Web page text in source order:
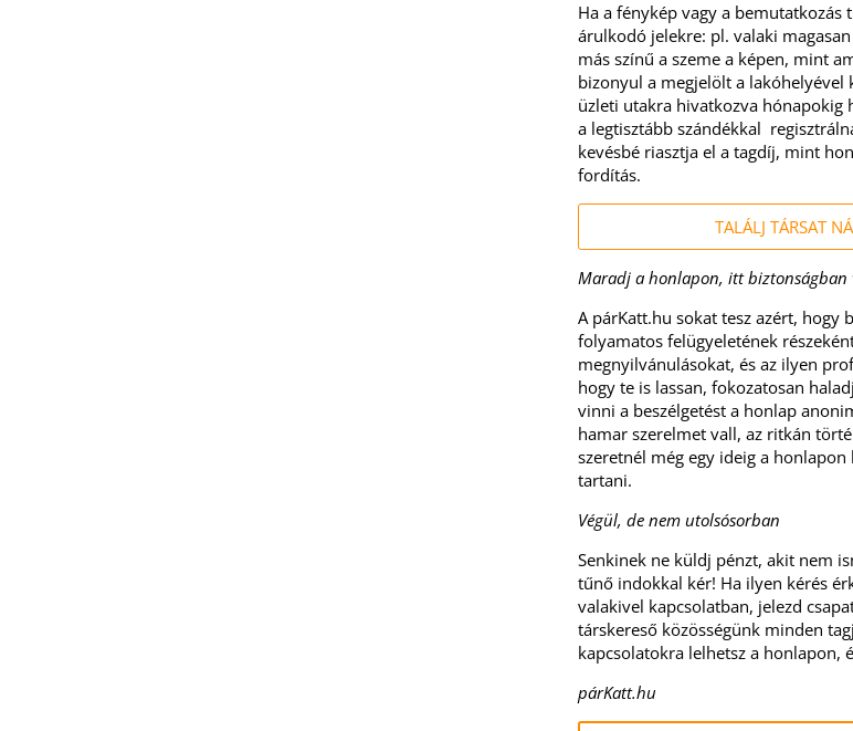
Ha a fénykép vagy a
árulkodó jelekre: pl. valaki
más színű a szeme a képen, mint
bizonyul a megjelölt a lakóhelyével
üzleti utakra hivatkozva hónapokig
a legtisztább szándékkal
kevésbé riasztja el a tagdíj, mint
fordítás.
TALÁLJ TÁRSAT
Maradj a honlapon, itt biztonságban
A párKatt.hu sokat tesz azért, hogy
folyamatos felügyeletének
megnyilvánulásokat, és az ilyen
hogy te is lassan, fokozatosan
vinni a beszélgetést a honlap
hamar szerelmet vall, az ritkán
szeretnél még egy ideig a
tartani.
Végül, de nem utolsósorban
Senkinek ne küldj pénzt, akit nem
tűnő indokkal kér! Ha ilyen kérés
valakivel kapcsolatban, jelezd
társkereső közösségünk minden
kapcsolatokra lelhetsz a honlapon,
párKatt.hu